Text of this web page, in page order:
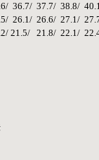
36.7/  37.7/  38.8/
26.1/  26.6/  27.1/
21.5/   21.8/  22.1/